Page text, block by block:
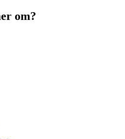
om?